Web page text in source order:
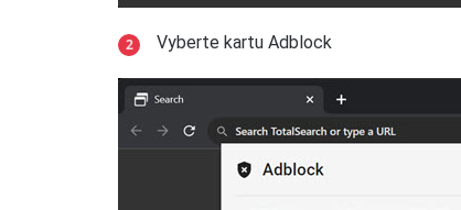
Vyberte kartu Adblock